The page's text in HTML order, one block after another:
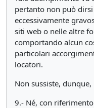
pertanto non può
eccessivamente
siti web o nelle altre
comportando alcun
particolari
locatori.
Non sussiste,
9.- Né, con